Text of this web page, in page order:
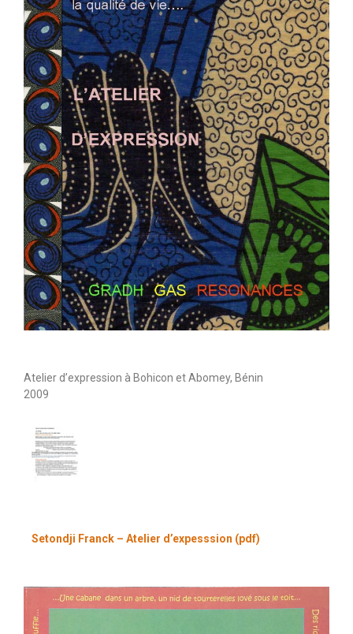
Atelier d’expression à Bohicon et Abomey, Bénin
2009
Setondji Franck – Atelier d’expesssion (pdf)